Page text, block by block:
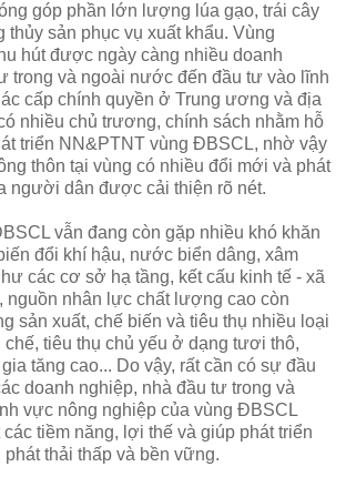
góp phần lớn lượng lúa gạo, trái cây
thủy sản phục vụ xuất khẩu. Vùng
hút được ngày càng nhiều doanh
trong và ngoài nước đến đầu tư vào lĩnh
cấp chính quyền ở Trung ương và địa
nhiều chủ trương, chính sách nhằm hỗ
triển NN&PTNT vùng ÐBSCL, nhờ vậy
thôn tại vùng có nhiều đổi mới và phát
người dân được cải thiện rõ nét.
vẫn đang còn gặp nhiều khó khăn
đổi khí hậu, nước biển dâng, xâm
các cơ sở hạ tầng, kết cấu kinh tế - xã
nguồn nhân lực chất lượng cao còn
sản xuất, chế biến và tiêu thụ nhiều loại
chế, tiêu thụ chủ yếu ở dạng tươi thô,
tăng cao... Do vậy, rất cần có sự đầu
doanh nghiệp, nhà đầu tư trong và
vực nông nghiệp của vùng ÐBSCL
các tiềm năng, lợi thế và giúp phát triển
thải thấp và bền vững.